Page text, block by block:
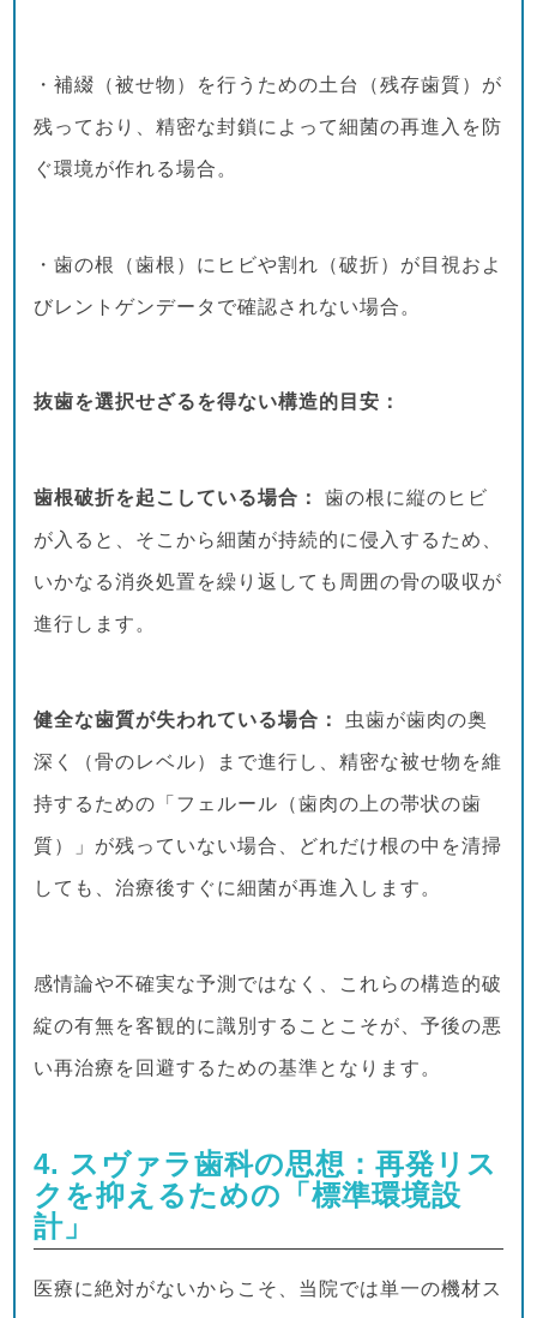
・補綴（被せ物）を行うための土台（残存歯質）が
残っており、精密な封鎖によって細菌の再進入を防
ぐ環境が作れる場合。
・歯の根（歯根）にヒビや割れ（破折）が目視およ
びレントゲンデータで確認されない場合。
抜歯を選択せざるを得ない構造的目安：
歯根破折を起こしている場合： 歯の根に縦のヒビ
が入ると、そこから細菌が持続的に侵入するため、
いかなる消炎処置を繰り返しても周囲の骨の吸収が
進行します。
健全な歯質が失われている場合： 虫歯が歯肉の奥
深く（骨のレベル）まで進行し、精密な被せ物を維
持するための「フェルール（歯肉の上の帯状の歯
質）」が残っていない場合、どれだけ根の中を清掃
しても、治療後すぐに細菌が再進入します。
感情論や不確実な予測ではなく、これらの構造的破
綻の有無を客観的に識別することこそが、予後の悪
い再治療を回避するための基準となります。
4. スヴァラ歯科の思想：再発リス
クを抑えるための「標準環境設
計」
医療に絶対がないからこそ、当院では単一の機材ス